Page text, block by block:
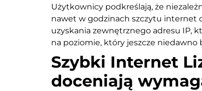
Użytkownicy podkreślają, że
nawet w godzinach szczytu internet
uzyskania zewnętrznego adresu IP,
na poziomie, który jeszcze niedawno
Szybki Internet
doceniają